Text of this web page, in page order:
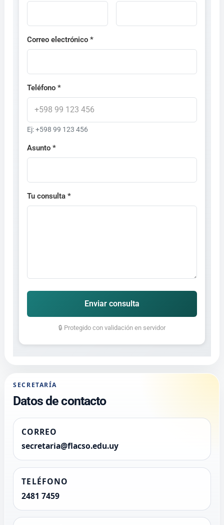
Correo electrónico *
Teléfono *
Ej: +598 99 123 456
Asunto *
Tu consulta *
Enviar consulta
🔒 Protegido con validación en servidor
SECRETARÍA
Datos de contacto
CORREO
secretaria@flacso.edu.uy
TELÉFONO
2481 7459